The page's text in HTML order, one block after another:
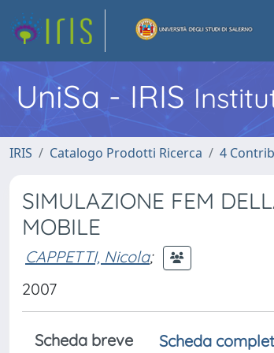
UniSa - IRIS
IRIS Catalogo Prodotti Ricerca 4
SIMULAZIONE FEM
MOBILE
CAPPETTI, Nicola;
2007
Scheda breve Scheda